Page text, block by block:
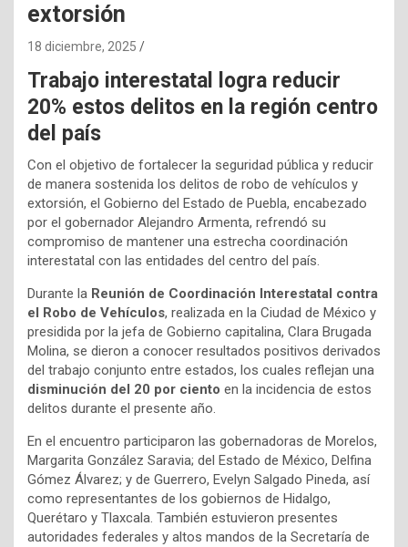
extorsión
18 diciembre, 2025
Trabajo interestatal logra reducir
20% estos delitos en la región centro
del país
Con el objetivo de fortalecer la seguridad pública y reducir
de manera sostenida los delitos de robo de vehículos y
extorsión, el Gobierno del Estado de Puebla, encabezado
por el gobernador Alejandro Armenta, refrendó su
compromiso de mantener una estrecha coordinación
interestatal con las entidades del centro del país.
Durante la Reunión de Coordinación Interestatal contra
el Robo de Vehículos, realizada en la Ciudad de México y
presidida por la jefa de Gobierno capitalina, Clara Brugada
Molina, se dieron a conocer resultados positivos derivados
del trabajo conjunto entre estados, los cuales reflejan una
disminución del 20 por ciento en la incidencia de estos
delitos durante el presente año.
En el encuentro participaron las gobernadoras de Morelos,
Margarita González Saravia; del Estado de México, Delfina
Gómez Álvarez; y de Guerrero, Evelyn Salgado Pineda, así
como representantes de los gobiernos de Hidalgo,
Querétaro y Tlaxcala. También estuvieron presentes
autoridades federales y altos mandos de la Secretaría de